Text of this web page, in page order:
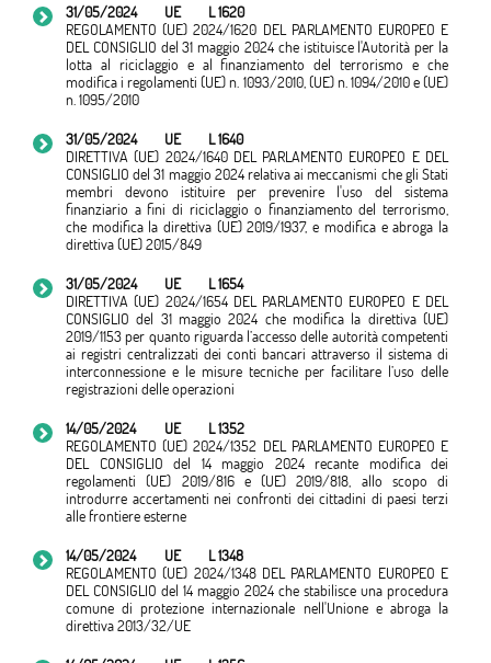
31/05/2024
UE
L 1620
REGOLAMENTO (UE) 2024/1620 DEL PARLAMENTO EUROPEO E
DEL CONSIGLIO del 31 maggio 2024 che istituisce l'Autorità per la
lotta al riciclaggio e al finanziamento del terrorismo e che
modifica i regolamenti (UE) n. 1093/2010, (UE) n. 1094/2010 e (UE)
n. 1095/2010
31/05/2024
UE
L 1640
DIRETTIVA (UE) 2024/1640 DEL PARLAMENTO EUROPEO E DEL
CONSIGLIO del 31 maggio 2024 relativa ai meccanismi che gli Stati
membri devono istituire per prevenire l'uso del sistema
finanziario a fini di riciclaggio o finanziamento del terrorismo,
che modifica la direttiva (UE) 2019/1937, e modifica e abroga la
direttiva (UE) 2015/849
31/05/2024
UE
L 1654
DIRETTIVA (UE) 2024/1654 DEL PARLAMENTO EUROPEO E DEL
CONSIGLIO del 31 maggio 2024 che modifica la direttiva (UE)
2019/1153 per quanto riguarda l’accesso delle autorità competenti
ai registri centralizzati dei conti bancari attraverso il sistema di
interconnessione e le misure tecniche per facilitare l’uso delle
registrazioni delle operazioni
14/05/2024
UE
L 1352
REGOLAMENTO (UE) 2024/1352 DEL PARLAMENTO EUROPEO E
DEL CONSIGLIO del 14 maggio 2024 recante modifica dei
regolamenti (UE) 2019/816 e (UE) 2019/818, allo scopo di
introdurre accertamenti nei confronti dei cittadini di paesi terzi
alle frontiere esterne
14/05/2024
UE
L 1348
REGOLAMENTO (UE) 2024/1348 DEL PARLAMENTO EUROPEO E
DEL CONSIGLIO del 14 maggio 2024 che stabilisce una procedura
comune di protezione internazionale nell'Unione e abroga la
direttiva 2013/32/UE